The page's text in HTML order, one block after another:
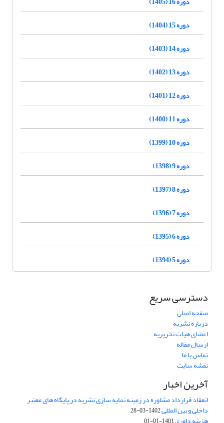
دوره 15 (1404)
دوره 14 (1403)
دوره 13 (1402)
دوره 12 (1401)
دوره 11 (1400)
دوره 10 (1399)
دوره 9 (1398)
دوره 8 (1397)
دوره 7 (1396)
دوره 6 (1395)
دوره 5 (1394)
دسترسی سریع
صفحه اصلی
درباره نشریه
اعضای هیات تحریریه
ارسال مقاله
تماس با ما
نقشه سایت
آخرین اخبار
انعقاد قرارداد مشاوره در زمینه نمایه سازی نشریه در پایگاه های معتبر
داخلی و بین المللی1402-03-28